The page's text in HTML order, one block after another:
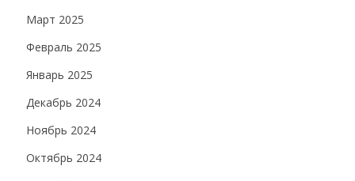
Март 2025
Февраль 2025
Январь 2025
Декабрь 2024
Ноябрь 2024
Октябрь 2024